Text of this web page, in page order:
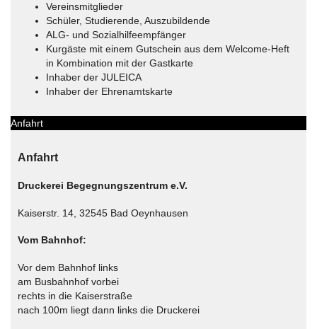
Vereinsmitglieder
Schüler, Studierende, Auszubildende
ALG- und Sozialhilfeempfänger
Kurgäste mit einem Gutschein aus dem Welcome-Heft
in Kombination mit der Gastkarte
Inhaber der JULEICA
Inhaber der Ehrenamtskarte
Anfahrt
Anfahrt
Druckerei Begegnungszentrum e.V.
Kaiserstr. 14, 32545 Bad Oeynhausen
Vom Bahnhof:
Vor dem Bahnhof links
am Busbahnhof vorbei
rechts in die Kaiserstraße
nach 100m liegt dann links die Druckerei